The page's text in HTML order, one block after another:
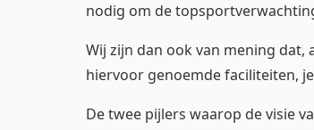
nodig om de
Wij zijn dan ook van mening dat,
hiervoor genoemde faciliteiten,
De twee pijlers waarop de visie